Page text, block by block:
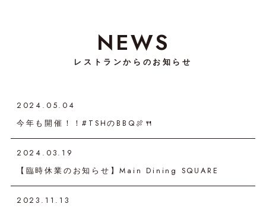
NEWS
レストランからのお知らせ
2024.05.04
今年も開催！！#TSHのBBQ🍖🍴
2024.03.19
【臨時休業のお知らせ】Main Dining SQUARE
2023.11.13